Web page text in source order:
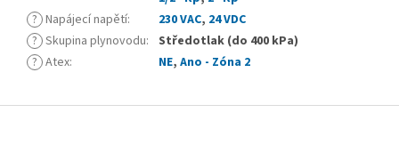
? Napájecí napětí: 230 VAC, 24 VDC
? Skupina plynovodu: Středotlak (do 400 kPa)
? Atex: NE, Ano - Zóna 2
Z